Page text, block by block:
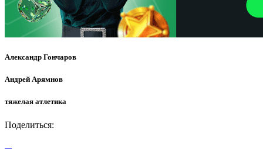
Александр Гончаров
Андрей Арямнов
тяжелая атлетика
Поделиться: